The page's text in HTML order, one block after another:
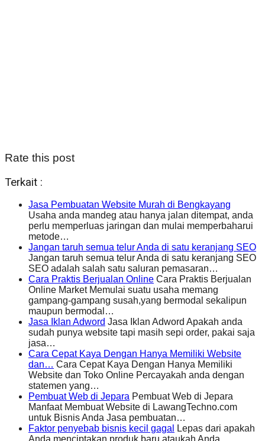
Rate this post
Terkait :
Jasa Pembuatan Website Murah di Bengkayang
Usaha anda mandeg atau hanya jalan ditempat, anda
perlu memperluas jaringan dan mulai memperbaharui
metode…
Jangan taruh semua telur Anda di satu keranjang SEO
Jangan taruh semua telur Anda di satu keranjang SEO
SEO adalah salah satu saluran pemasaran…
Cara Praktis Berjualan Online Cara Praktis Berjualan
Online Market Memulai suatu usaha memang
gampang-gampang susah,yang bermodal sekalipun
maupun bermodal…
Jasa Iklan Adword Jasa Iklan Adword Apakah anda
sudah punya website tapi masih sepi order, pakai saja
jasa…
Cara Cepat Kaya Dengan Hanya Memiliki Website
dan… Cara Cepat Kaya Dengan Hanya Memiliki
Website dan Toko Online Percayakah anda dengan
statemen yang…
Pembuat Web di Jepara Pembuat Web di Jepara
Manfaat Membuat Website di LawangTechno.com
untuk Bisnis Anda Jasa pembuatan…
Faktor penyebab bisnis kecil gagal Lepas dari apakah